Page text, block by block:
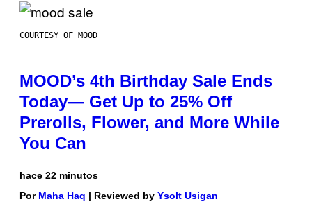
COURTESY OF MOOD
MOOD’s 4th Birthday Sale Ends
Today— Get Up to 25% Off
Prerolls, Flower, and More While
You Can
hace 22 minutos
Por Maha Haq | Reviewed by Ysolt Usigan